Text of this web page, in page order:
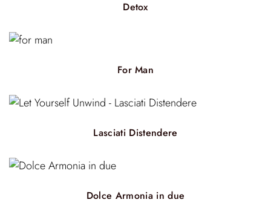
Detox
For Man
Lasciati Distendere
Dolce Armonia in due